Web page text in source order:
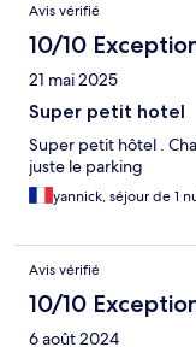
Avis vérifié
10/10
21 mai 2025
Super petit hotel
Super petit hôtel .
juste le parking
yannick, séjour de 1
Avis vérifié
10/10
6 août 2024